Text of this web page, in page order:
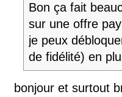
Bon ça fait
sur une offre
je peux
de fidélité) en
bonjour et surtout